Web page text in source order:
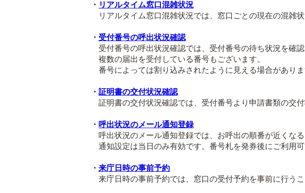
・ リアルタイム窓口混雑状況
リアルタイム窓口混雑状況では、窓口ごとの現在の混雑状
・ 受付番号の呼出状況確認
受付番号の呼出状況確認では、受付番号の待ち状況を確認
複数の届出を受付している番号もございます。
番号によっては割り込みされたように見える場合がありま
・ 証明書の交付状況確認
証明書の交付状況確認では、受付番号より申請書類の交付
・ 呼出状況のメール通知登録
呼出状況のメール通知登録では、お呼出の順番が近くな
通知設定は当日のみ有効です。番号札を発券後にご利用可
・ 来庁日時の事前予約
来庁日時の事前予約では、窓口の受付予約を事前に行う